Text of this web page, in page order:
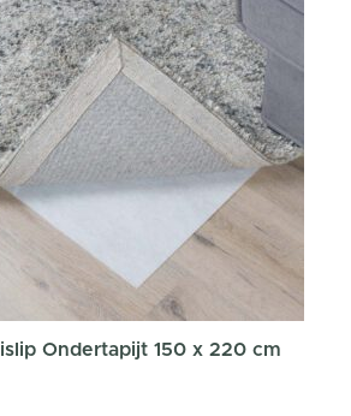
Ondertapijt 150 x 220 cm